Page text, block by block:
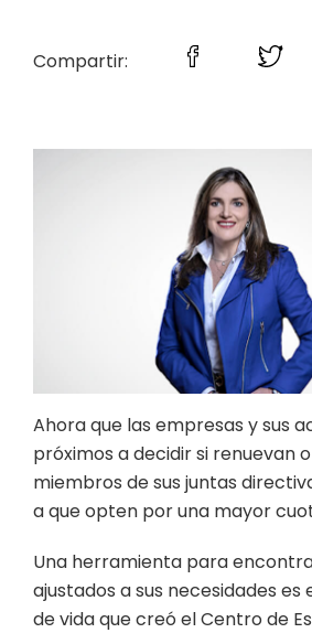
Compartir:
Ahora que las empresas y sus
próximos a decidir si renuevan
miembros de sus juntas
a que opten por una mayor
Una herramienta para
ajustados a sus necesidades es
de vida que creó el Centro de